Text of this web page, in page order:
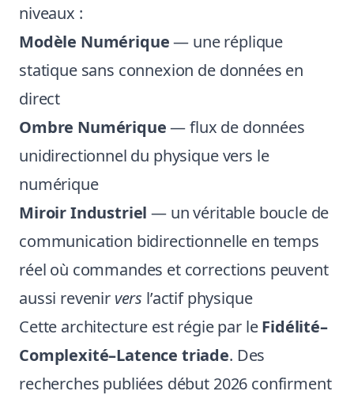
niveaux :
Modèle Numérique— une réplique
statique sans connexion de données en
direct
Ombre Numérique— flux de données
unidirectionnel du physique vers le
numérique
Miroir Industriel — un véritable boucle de
communication bidirectionnelle en temps
réel où commandes et corrections peuvent
aussi revenir vers l’actif physique
Cette architecture est régie par leFidélité–
Complexité–Latence triade. Des
recherches publiées début 2026 confirment